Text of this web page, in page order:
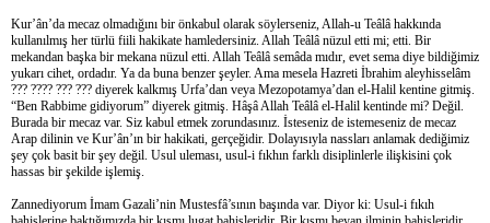
Kur’ân’da mecaz olmadığını bir önkabul olarak söylerseniz, Allah-u Teâlâ hakkında
kullanılmış her türlü fiili hakikate hamledersiniz. Allah Teâlâ nüzul etti mi; etti. Bir
mekandan başka bir mekana nüzul etti. Allah Teâlâ semâda mıdır, evet sema diye bildiğimiz
yukarı cihet, ordadır. Ya da buna benzer şeyler. Ama mesela Hazreti İbrahim aleyhisselâm
??? ???? ??? ??? diyerek kalkmış Urfa’dan veya Mezopotamya’dan el-Halil kentine gitmiş.
“Ben Rabbime gidiyorum” diyerek gitmiş. Hâşâ Allah Teâlâ el-Halil kentinde mi? Değil.
Burada bir mecaz var. Siz kabul etmek zorundasınız. İsteseniz de istemeseniz de mecaz
Arap dilinin ve Kur’ân’ın bir hakikati, gerçeğidir. Dolayısıyla nassları anlamak dediğimiz
şey çok basit bir şey değil. Usul uleması, usul-i fıkhın farklı disiplinlerle ilişkisini çok
hassas bir şekilde işlemiş.
Zannediyorum İmam Gazali’nin Mustesfâ’sının başında var. Diyor ki: Usul-i fıkıh